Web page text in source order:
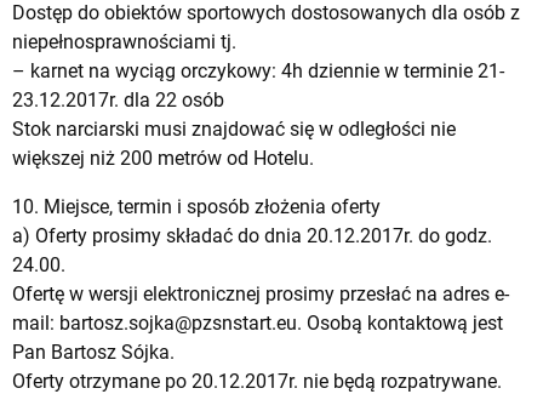
Dostęp do obiektów sportowych dostosowanych dla osób z
niepełnosprawnościami tj.
– karnet na wyciąg orczykowy: 4h dziennie w terminie 21-
23.12.2017r. dla 22 osób
Stok narciarski musi znajdować się w odległości nie
większej niż 200 metrów od Hotelu.
10. Miejsce, termin i sposób złożenia oferty
a) Oferty prosimy składać do dnia 20.12.2017r. do godz.
24.00.
Ofertę w wersji elektronicznej prosimy przesłać na adres e-
mail: bartosz.sojka@pzsnstart.eu. Osobą kontaktową jest
Pan Bartosz Sójka.
Oferty otrzymane po 20.12.2017r. nie będą rozpatrywane.